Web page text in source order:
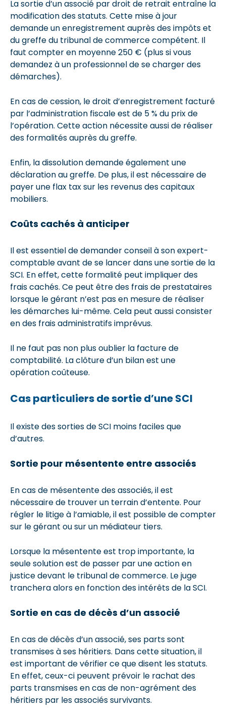
La sortie d’un associé par droit de retrait entraîne la
modification des statuts. Cette mise à jour
demande un enregistrement auprès des impôts et
du greffe du tribunal de commerce compétent. Il
faut compter en moyenne 250 € (plus si vous
demandez à un professionnel de se charger des
démarches).
En cas de cession, le droit d’enregistrement facturé
par l’administration fiscale est de 5 % du prix de
l’opération. Cette action nécessite aussi de réaliser
des formalités auprès du greffe.
Enfin, la dissolution demande également une
déclaration au greffe. De plus, il est nécessaire de
payer une flax tax sur les revenus des capitaux
mobiliers.
Coûts cachés à anticiper
Il est essentiel de demander conseil à son expert-
comptable avant de se lancer dans une sortie de la
SCI. En effet, cette formalité peut impliquer des
frais cachés. Ce peut être des frais de prestataires
lorsque le gérant n’est pas en mesure de réaliser
les démarches lui-même. Cela peut aussi consister
en des frais administratifs imprévus.
Il ne faut pas non plus oublier la facture de
comptabilité. La clôture d’un bilan est une
opération coûteuse.
Cas particuliers de sortie d’une SCI
Il existe des sorties de SCI moins faciles que
d’autres.
Sortie pour mésentente entre associés
En cas de mésentente des associés, il est
nécessaire de trouver un terrain d’entente. Pour
régler le litige à l’amiable, il est possible de compter
sur le gérant ou sur un médiateur tiers.
Lorsque la mésentente est trop importante, la
seule solution est de passer par une action en
justice devant le tribunal de commerce. Le juge
tranchera alors en fonction des intérêts de la SCI.
Sortie en cas de décès d’un associé
En cas de décès d’un associé, ses parts sont
transmises à ses héritiers. Dans cette situation, il
est important de vérifier ce que disent les statuts.
En effet, ceux-ci peuvent prévoir le rachat des
parts transmises en cas de non-agrément des
héritiers par les associés survivants.